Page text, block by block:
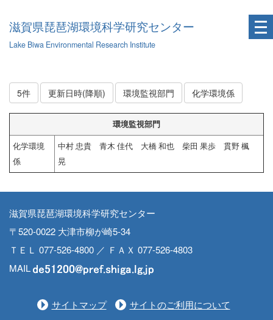
滋賀県琵琶湖環境科学研究センター
Lake Biwa Environmental Research Institute
5件 更新日時(降順) 環境監視部門 化学環境係
環境監視部門
化学環境
係
中村 忠貴 青木 佳代 大橋 和也 柴田 果歩 貫野 楓
晃
滋賀県琵琶湖環境科学研究センター
〒520-0022 大津市柳が崎5-34
ＴＥＬ 077-526-4800 ／ ＦＡＸ 077-526-4803
MAIL
サイトマップ サイトのご利用について